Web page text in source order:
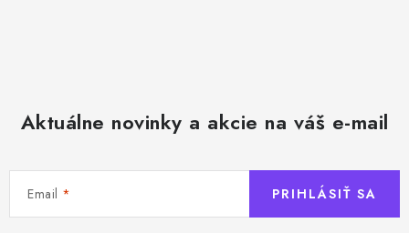
Aktuálne novinky a akcie na váš e-mail
Email PRIHLÁSIŤ SA